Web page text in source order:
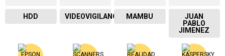
HDD VIDEOVIGILANCIA MAMBU
JUAN
PABLO
JIMENEZ